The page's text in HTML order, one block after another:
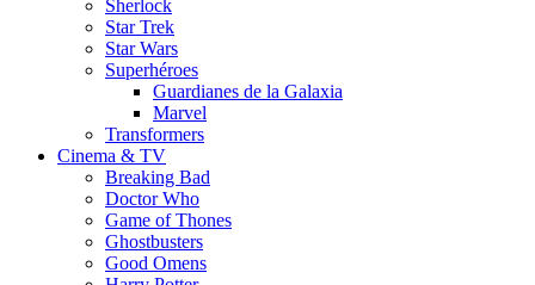
Sherlock
Star Trek
Star Wars
Superhéroes
Guardianes de la Galaxia
Marvel
Transformers
Cinema & TV
Breaking Bad
Doctor Who
Game of Thones
Ghostbusters
Good Omens